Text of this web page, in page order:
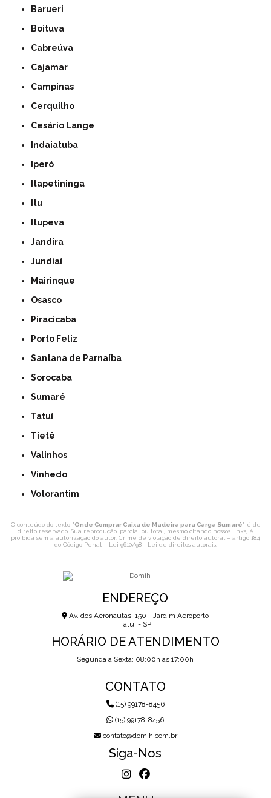
Barueri
Boituva
Cabreúva
Cajamar
Campinas
Cerquilho
Cesário Lange
Indaiatuba
Iperó
Itapetininga
Itu
Itupeva
Jandira
Jundiaí
Mairinque
Osasco
Piracicaba
Porto Feliz
Santana de Parnaíba
Sorocaba
Sumaré
Tatuí
Tietê
Valinhos
Vinhedo
Votorantim
O conteúdo do texto "Onde Comprar Caixa de Madeira para Carga Sumaré" é de
direito reservado. Sua reprodução, parcial ou total, mesmo citando nossos links, é
proibida sem a autorização do autor. Crime de violação de direito autoral – artigo 184
do Código Penal – Lei 9610/98 - Lei de direitos autorais.
ENDEREÇO
Av. dos Aeronautas, 150 - Jardim Aeroporto
Tatuí - SP
HORÁRIO DE ATENDIMENTO
Segunda a Sexta: 08:00h às 17:00h
CONTATO
(15) 99178-8456
(15) 99178-8456
contato@domih.com.br
Siga-Nos